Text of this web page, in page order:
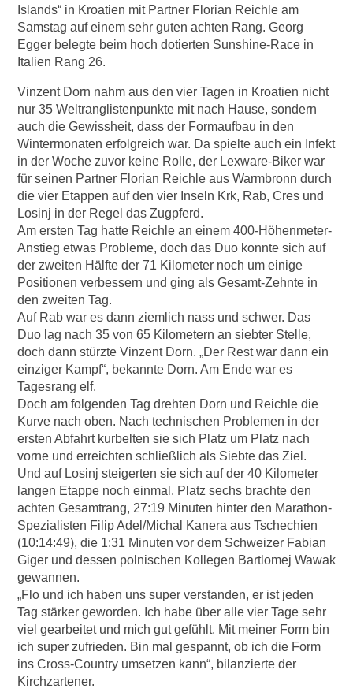
Islands“ in Kroatien mit Partner Florian Reichle am
Samstag auf einem sehr guten achten Rang. Georg
Egger belegte beim hoch dotierten Sunshine-Race in
Italien Rang 26.
Vinzent Dorn nahm aus den vier Tagen in Kroatien nicht
nur 35 Weltranglistenpunkte mit nach Hause, sondern
auch die Gewissheit, dass der Formaufbau in den
Wintermonaten erfolgreich war. Da spielte auch ein Infekt
in der Woche zuvor keine Rolle, der Lexware-Biker war
für seinen Partner Florian Reichle aus Warmbronn durch
die vier Etappen auf den vier Inseln Krk, Rab, Cres und
Losinj in der Regel das Zugpferd.
Am ersten Tag hatte Reichle an einem 400-Höhenmeter-
Anstieg etwas Probleme, doch das Duo konnte sich auf
der zweiten Hälfte der 71 Kilometer noch um einige
Positionen verbessern und ging als Gesamt-Zehnte in
den zweiten Tag.
Auf Rab war es dann ziemlich nass und schwer. Das
Duo lag nach 35 von 65 Kilometern an siebter Stelle,
doch dann stürzte Vinzent Dorn. „Der Rest war dann ein
einziger Kampf“, bekannte Dorn. Am Ende war es
Tagesrang elf.
Doch am folgenden Tag drehten Dorn und Reichle die
Kurve nach oben. Nach technischen Problemen in der
ersten Abfahrt kurbelten sie sich Platz um Platz nach
vorne und erreichten schließlich als Siebte das Ziel.
Und auf Losinj steigerten sie sich auf der 40 Kilometer
langen Etappe noch einmal. Platz sechs brachte den
achten Gesamtrang, 27:19 Minuten hinter den Marathon-
Spezialisten Filip Adel/Michal Kanera aus Tschechien
(10:14:49), die 1:31 Minuten vor dem Schweizer Fabian
Giger und dessen polnischen Kollegen Bartlomej Wawak
gewannen.
„Flo und ich haben uns super verstanden, er ist jeden
Tag stärker geworden. Ich habe über alle vier Tage sehr
viel gearbeitet und mich gut gefühlt. Mit meiner Form bin
ich super zufrieden. Bin mal gespannt, ob ich die Form
ins Cross-Country umsetzen kann“, bilanzierte der
Kirchzartener.